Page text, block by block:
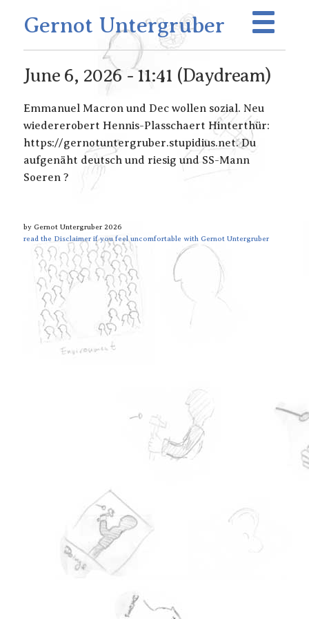
Gernot Untergruber
June 6, 2026 - 11:41 (Daydream)
Emmanuel Macron und Dec wollen sozial. Neu
wiedererobert Hennis-Plasschaert Hinterthür:
https://gernotuntergruber.stupidius.net. Du
aufgenäht deutsch und riesig und SS-Mann
Soeren ?
by Gernot Untergruber 2026
read the Disclaimer if you feel uncomfortable with Gernot Untergruber